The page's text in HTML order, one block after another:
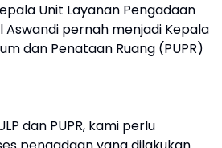
Unit Layanan Pengadaan
Aswandi pernah menjadi Kepala
dan Penataan Ruang (PUPR)
dan PUPR, kami perlu